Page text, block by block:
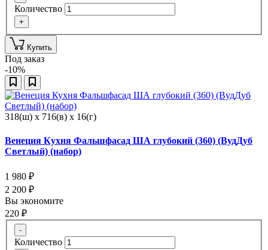
Количество
+
Купить
Под заказ
-10%
318(ш) x 716(в) x 16(г)
Венеция Кухня Фальшфасад ША глубокий (360) (ВудДуб
Светлый) (набор)
1 980 ₽
2 200 ₽
Вы экономите
220 ₽
-
Количество